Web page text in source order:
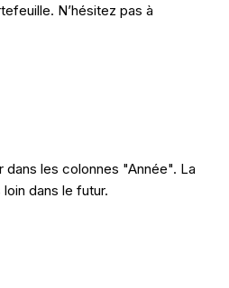
N’hésitez pas à
les colonnes "Année". La
dans le futur.